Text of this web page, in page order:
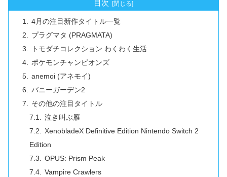
目次
4月の注目新作タイトル一覧
プラグマタ (PRAGMATA)
トモダチコレクション わくわく生活
ポケモンチャンピオンズ
anemoi (アネモイ)
バニーガーデン2
その他の注目タイトル
泣き叫ぶ雁
XenobladeX Definitive Edition Nintendo Switch 2
Edition
OPUS: Prism Peak
Vampire Crawlers